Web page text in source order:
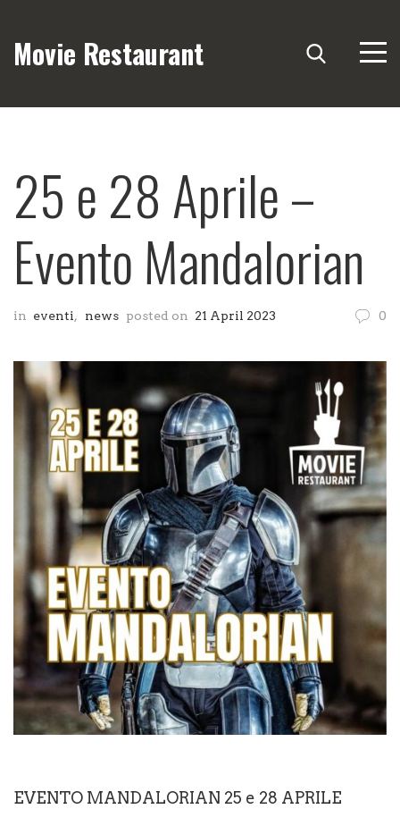
Movie Restaurant
25 e 28 Aprile –
Evento Mandalorian
in eventi, news posted on 21 April 2023 0
EVENTO MANDALORIAN 25 e 28 APRILE